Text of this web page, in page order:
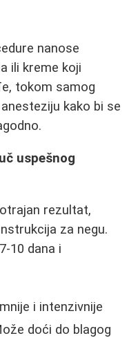
nanose
ili kreme koji
tokom samog
kako bi se
uspešnog
rezultat,
za negu.
10 dana i
i intenzivnije
doći do blagog